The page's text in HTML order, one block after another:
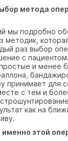
метода
мы подробно
методик,
раз выбор
с
и менее
принимает для
с тем и
как на
этой